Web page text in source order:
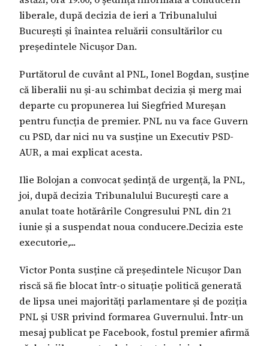
liberale, după decizia de ieri a Tribunalului
București și înaintea reluării consultărilor cu
președintele Nicușor Dan.
Purtătorul de cuvânt al PNL, Ionel Bogdan, susține
că liberalii nu și-au schimbat decizia și merg mai
departe cu propunerea lui Siegfried Mureșan
pentru funcția de premier. PNL nu va face Guvern
cu PSD, dar nici nu va susține un Executiv PSD-
AUR, a mai explicat acesta.
Ilie Bolojan a convocat ședință de urgență, la PNL,
joi, după decizia Tribunalului București care a
anulat toate hotărârile Congresului PNL din 21
iunie și a suspendat noua conducere.Decizia este
executorie,...
Victor Ponta susține că președintele Nicușor Dan
riscă să fie blocat într-o situație politică generată
de lipsa unei majorități parlamentare și de poziția
PNL și USR privind formarea Guvernului. Într-un
mesaj publicat pe Facebook, fostul premier afirmă